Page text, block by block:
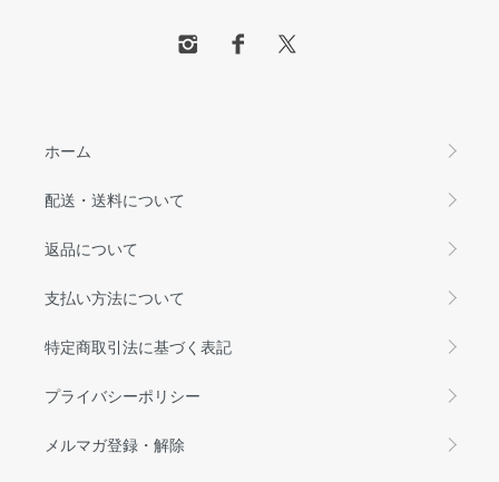
ホーム
配送・送料について
返品について
支払い方法について
特定商取引法に基づく表記
プライバシーポリシー
メルマガ登録・解除